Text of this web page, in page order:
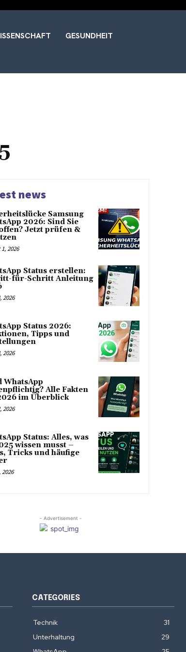
GESUNDHEIT
news
Samsung
2026: Sind Sie
Jetzt prüfen &
2026
Status erstellen:
für-Schritt Anleitung
2026
Status 2026:
Tipps und
2026
WhatsApp
Alle Fakten
im Überblick
2026
Status: Alles, was
wissen musst –
Tricks und häufige
2026
- Advertisement -
CATEGORIES
Technik
31
Unterhaltung
29